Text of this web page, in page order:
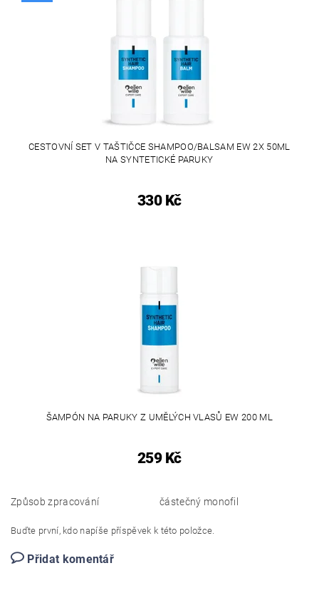
CESTOVNÍ SET V TAŠTIČCE SHAMPOO/BALSAM EW 2X 50ML
NA SYNTETICKÉ PARUKY
330 Kč
ŠAMPÓN NA PARUKY Z UMĚLÝCH VLASŮ EW 200 ML
259 Kč
Způsob zpracování částečný monofil
Buďte první, kdo napíše příspěvek k této položce.
Přidat komentář